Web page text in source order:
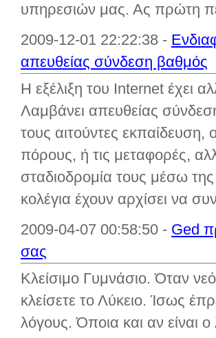
υπηρεσιών μας. Ας πρώτη
2009-12-01 22:22:38 -
απευθείας σύνδεση βαθμός
Η εξέλιξη του Internet έχει
Λαμβάνει απευθείας
τους αιτούντες εκπαίδευση,
πόρους, ή τις μεταφορές,
σταδιοδρομία τους μέσω
κολέγια έχουν αρχίσει να
2009-04-07 00:58:50 - Ged
σας
Κλείσιμο Γυμνάσιο. Όταν
κλείσετε το Λύκειο. Ίσως
λόγους. Όποια και αν είναι